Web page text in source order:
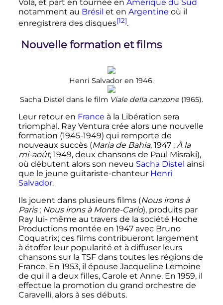
Vola, et part en tournée en Amérique du Sud
notamment au Brésil et en Argentine où il
enregistrera des disques[12].
Nouvelle formation et films
Henri Salvador en 1946.
Sacha Distel dans le film Viale della canzone (1965).
Leur retour en France à la Libération sera
triomphal. Ray Ventura crée alors une nouvelle
formation (1945-1949) qui remporte de
nouveaux succès (Maria de Bahia, 1947 ; À la
mi-août, 1949, deux chansons de Paul Misraki),
où débutent alors son neveu Sacha Distel ainsi
que le jeune guitariste-chanteur Henri
Salvador.
Ils jouent dans plusieurs films (Nous irons à
Paris ; Nous irons à Monte-Carlo), produits par
Ray lui- même au travers de la société Hoche
Productions montée en 1947 avec Bruno
Coquatrix; ces films contribueront largement
à étoffer leur popularité et à diffuser leurs
chansons sur la TSF dans toutes les régions de
France. En 1953, il épouse Jacqueline Lemoine
de qui il a deux filles, Carole et Anne. En 1959, il
effectue la promotion du grand orchestre de
Caravelli, alors à ses débuts.